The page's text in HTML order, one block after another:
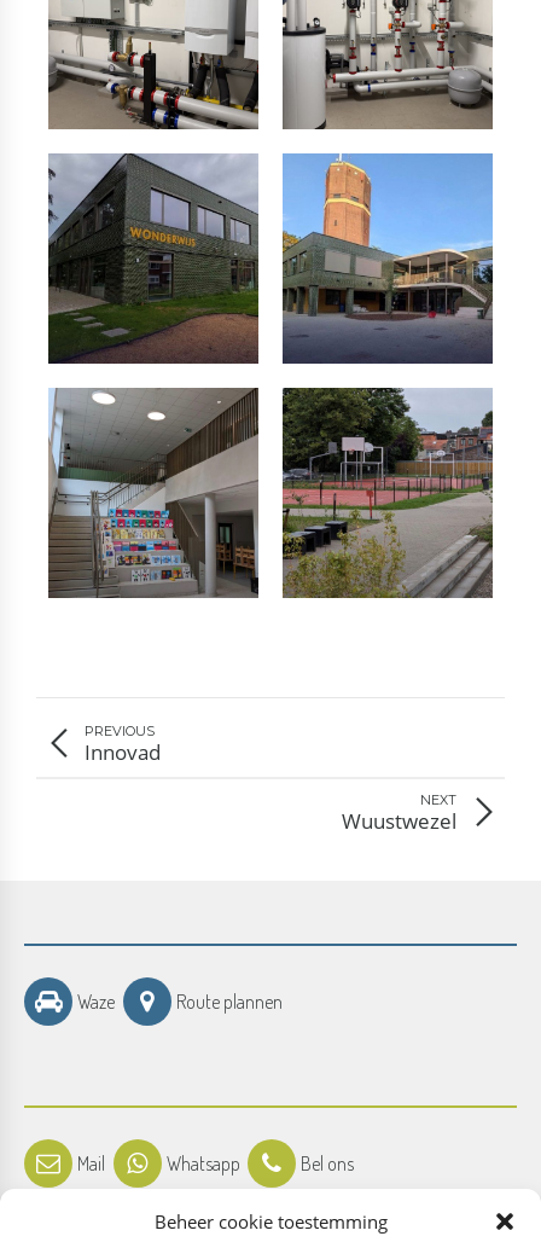
Beheer cookie toestemming
PREVIOUS
Innovad
NEXT
Wuustwezel
Waze Route plannen
Mail Whatsapp Bel ons